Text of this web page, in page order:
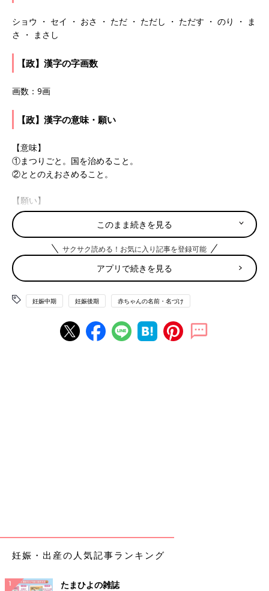
ショウ ・ セイ ・ おさ ・ ただ ・ ただし ・ ただす ・ のり ・ ま
さ ・ まさし
【政】漢字の字画数
画数：9画
【政】漢字の意味・願い
【意味】
①まつりごと。国を治めること。
②ととのえおさめること。
【願い】
まじめできちんとした印象を与える字。心がまっすぐで、まわり
の意見に惑わされず、自分の意見をしっかり言える人に。統率力
と行動力を兼ね備え、正しいこと、間違ったことの判断がきちん
とできるようなリーダーシップを発揮できる人になることを願っ
て。
たまひよのアプリ「まいにちのたまひよ」から、「名づけ博士」
の<ログインID & アクセスキー> 応募者全員無料プレゼント！
【政】を使った赤ちゃんの名前例
このまま続きを見る
サクサク読める！お気に入り記事を登録可能
アプリで続きを見る
妊娠中期 妊娠後期 赤ちゃんの名前・名づけ
妊娠・出産の人気記事ランキング
たまひよの雑誌